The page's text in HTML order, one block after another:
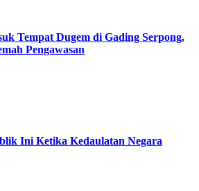
Tempat Dugem di Gading Serpong,
Pengawasan
Ini Ketika Kedaulatan Negara